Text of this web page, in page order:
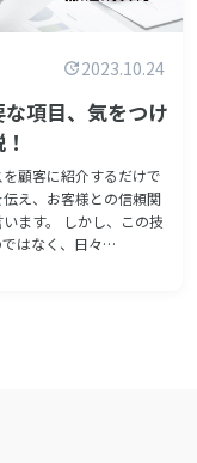
2023.10.24
項目、気をつけ
顧客に紹介するだけで
え、お客様との信頼関
ます。 しかし、この技
はなく、日々…